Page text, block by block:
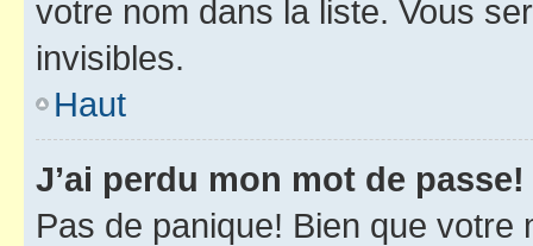
votre nom dans la liste. Vous
invisibles.
Haut
J’ai perdu mon mot de passe!
Pas de panique! Bien que